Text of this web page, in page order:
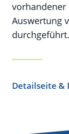
vorhandener
Auswertung
durchgeführt.
Detailseite &